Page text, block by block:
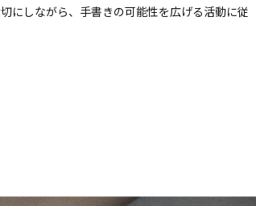
にしながら、手書きの可能性を広げる活動に従